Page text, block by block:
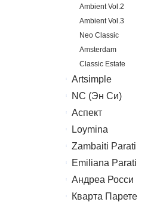
Ambient Vol.2
Ambient Vol.3
Neo Classic
Amsterdam
Classic Estate
Artsimple
Geometry
Mixture
Mixture Textile
NC (Эн Си)
Колор
Аспект
Аспект
Loymina
Hygge 2
Zambaiti Parati
Melodia
Canova
Emiliana Parati
G.F.Ferre 3
Valentin Yudashkin 5
Андреа Росси
Понза
Кварта Парете